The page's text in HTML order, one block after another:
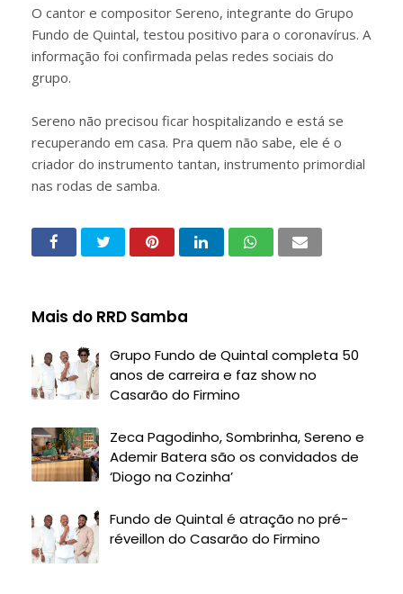
O cantor e compositor Sereno, integrante do Grupo
Fundo de Quintal, testou positivo para o coronavírus. A
informação foi confirmada pelas redes sociais do
grupo.
Sereno não precisou ficar hospitalizando e está se
recuperando em casa. Pra quem não sabe, ele é o
criador do instrumento tantan, instrumento primordial
nas rodas de samba.
Mais do RRD Samba
Grupo Fundo de Quintal completa 50
anos de carreira e faz show no
Casarão do Firmino
Zeca Pagodinho, Sombrinha, Sereno e
Ademir Batera são os convidados de
‘Diogo na Cozinha’
Fundo de Quintal é atração no pré-
réveillon do Casarão do Firmino